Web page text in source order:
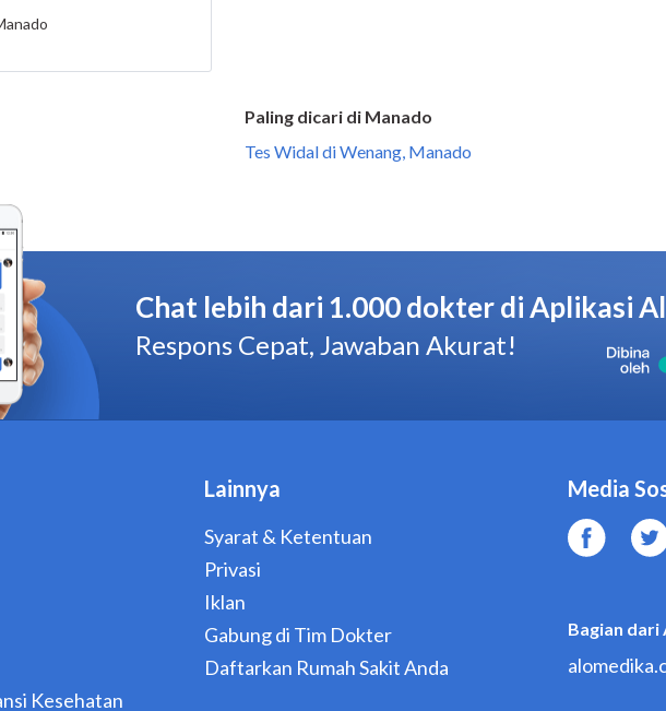
Paling dicari di Manado
Tes Widal di Wenang, Manado